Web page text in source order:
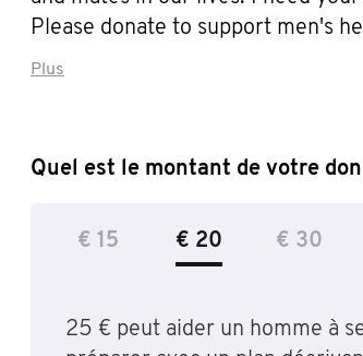
Please donate to support men's
Round Table is all about friendship
Plus
Quel est le montant de votre
€ 15 € 20 € 30
25 € peut aider un homme à